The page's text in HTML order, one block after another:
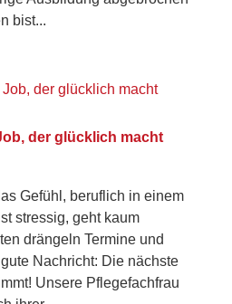
bist...
der glücklich macht
Gefühl, beruflich in einem
stressig, geht kaum
drängeln Termine und
Nachricht: Die nächste
Unsere Pflegefachfrau